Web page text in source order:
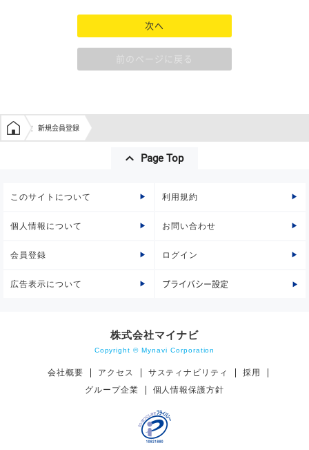
次へ
前のページに戻る
学生の窓口トップ
新規会員登録
Page Top
このサイトについて 利用規約
個人情報について お問い合わせ
会員登録 ログイン
広告表示について プライバシー設定
株式会社マイナビ
Copyright © Mynavi Corporation
会社概要 アクセス サスティナビリティ
採用
グループ企業
個人情報保護方針